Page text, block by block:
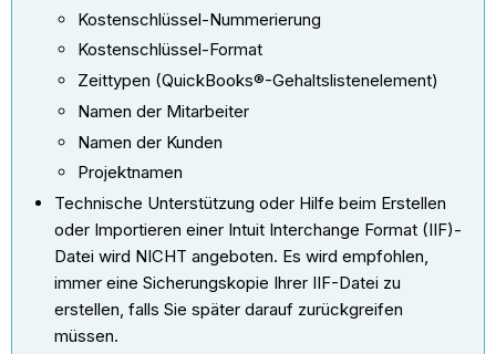
Kostenschlüssel-Nummerierung
Kostenschlüssel-Format
Zeittypen (QuickBooks®-Gehaltslistenelement)
Namen der Mitarbeiter
Namen der Kunden
Projektnamen
Technische Unterstützung oder Hilfe beim Erstellen
oder Importieren einer Intuit Interchange Format (IIF)-
Datei wird NICHT angeboten. Es wird empfohlen,
immer eine Sicherungskopie Ihrer IIF-Datei zu
erstellen, falls Sie später darauf zurückgreifen
müssen.